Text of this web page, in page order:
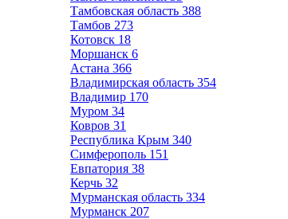
Тамбовская область 388
Тамбов 273
Котовск 18
Моршанск 6
Астана 366
Владимирская область 354
Владимир 170
Муром 34
Ковров 31
Республика Крым 340
Симферополь 151
Евпатория 38
Керчь 32
Мурманская область 334
Мурманск 207